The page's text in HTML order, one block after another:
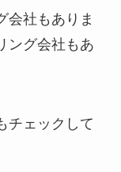
会社もありま
ング会社もあ
チェックして